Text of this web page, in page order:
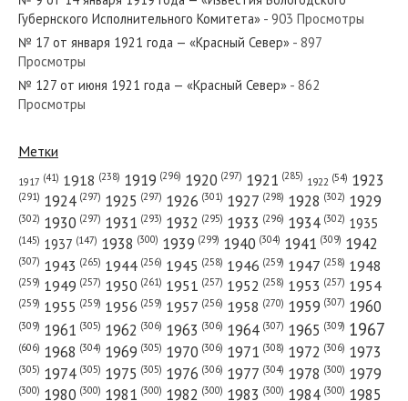
№ 160 от июля 1969 года — «Красный Север»
№ 214 от октября 1946 года — «Красный Север»
№ 216 от сентября 1923 года — «Красный Север»
Губернского Исполнительного Комитета» - 903 Просмотры
№ 17 от января 1921 года — «Красный Север» - 897
Просмотры
№ 127 от июня 1921 года — «Красный Север» - 862
Просмотры
Метки
1917 (41) 1918 (238) 1919 (296) 1920 (297) 1921 (285) 1922 (54) 1923
(291) 1924 (297) 1925 (297) 1926 (301) 1927 (298) 1928 (302) 1929
(302) 1930 (297) 1931 (293) 1932 (295) 1933 (296) 1934 (302) 1935
(145) 1937 (147) 1938 (300) 1939 (299) 1940 (304) 1941 (309) 1942
(307) 1943 (265) 1944 (256) 1945 (258) 1946 (259) 1947 (258) 1948
(259) 1949 (257) 1950 (261) 1951 (257) 1952 (258) 1953 (257) 1954
(259) 1955 (259) 1956 (259) 1957 (256) 1958 (270) 1959 (307) 1960
(309) 1961 (305) 1962 (306) 1963 (306) 1964 (307) 1965 (309) 1967
(606) 1968 (304) 1969 (305) 1970 (306) 1971 (308) 1972 (306) 1973
(305) 1974 (305) 1975 (305) 1976 (306) 1977 (304) 1978 (300) 1979
(300) 1980 (300) 1981 (300) 1982 (300) 1983 (300) 1984 (300) 1985